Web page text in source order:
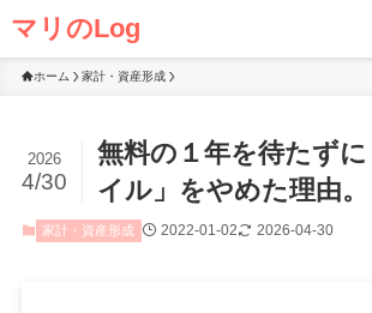
マリのLog
ホーム 家計・資産形成
無料の１年を待たず
イル」をやめた理由。
2026
4/30
家計・資産形成 2022-01-02 2026-04-30